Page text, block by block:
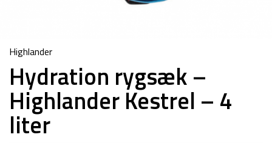
Highlander
Hydration rygsæk –
Highlander Kestrel – 4
liter